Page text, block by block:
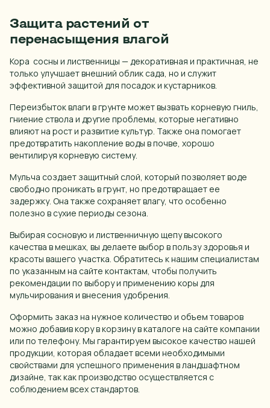
Защита растений от
перенасыщения влагой
Кора сосны и лиственницы — декоративная и практичная, не
только улучшает внешний облик сада, но и служит
эффективной защитой для посадок и кустарников.
Переизбыток влаги в грунте может вызвать корневую гниль,
гниение ствола и другие проблемы, которые негативно
влияют на рост и развитие культур. Также она помогает
предотвратить накопление воды в почве, хорошо
вентилируя корневую систему.
Мульча создает защитный слой, который позволяет воде
свободно проникать в грунт, но предотвращает ее
задержку. Она также сохраняет влагу, что особенно
полезно в сухие периоды сезона.
Выбирая сосновую и лиственничную щепу высокого
качества в мешках, вы делаете выбор в пользу здоровья и
красоты вашего участка. Обратитесь к нашим специалистам
по указанным на сайте контактам, чтобы получить
рекомендации по выбору и применению коры для
мульчирования и внесения удобрения.
Оформить заказ на нужное количество и объем товаров
можно добавив кору в корзину в каталоге на сайте компании
или по телефону. Мы гарантируем высокое качество нашей
продукции, которая обладает всеми необходимыми
свойствами для успешного применения в ландшафтном
дизайне, так как производство осуществляется с
соблюдением всех стандартов.